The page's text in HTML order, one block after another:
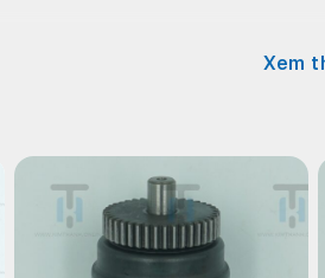
quan trọng mà mọi chiếc xe gắn máy
lửa này thì xe sẽ không thể khởi
có dấu hiệu bị hư hỏng, không vận
sản xuất để lắp đặt ở các vị trí
Xem